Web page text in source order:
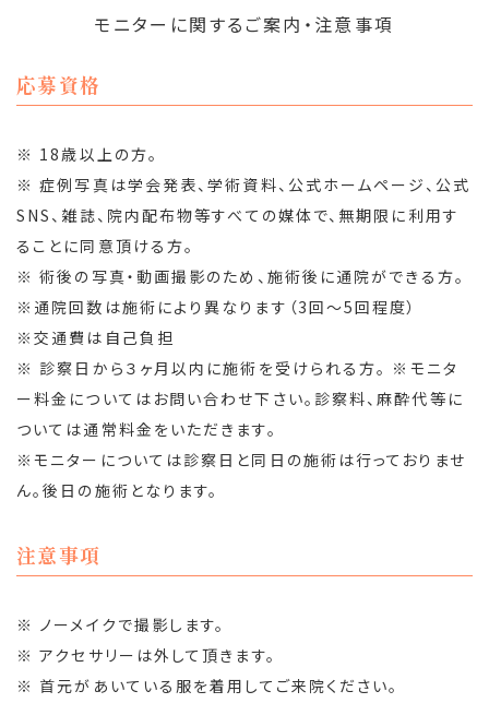
モニターに関するご案内・注意事項
応募資格
※ 18歳以上の方。
※ 症例写真は学会発表、学術資料、公式ホームページ、公式
SNS、雑誌、院内配布物等すべての媒体で、無期限に利用す
ることに同意頂ける方。
※ 術後の写真・動画撮影のため、施術後に通院ができる方。
※通院回数は施術により異なります（3回～5回程度）
※交通費は自己負担
※ 診察日から３ヶ月以内に施術を受けられる方。 ※モニタ
ー料金についてはお問い合わせ下さい。診察料、麻酔代等に
ついては通常料金をいただきます。
※モニターについては診察日と同日の施術は行っておりませ
ん。後日の施術となります。
注意事項
※ ノーメイクで撮影します。
※ アクセサリーは外して頂きます。
※ 首元があいている服を着用してご来院ください。